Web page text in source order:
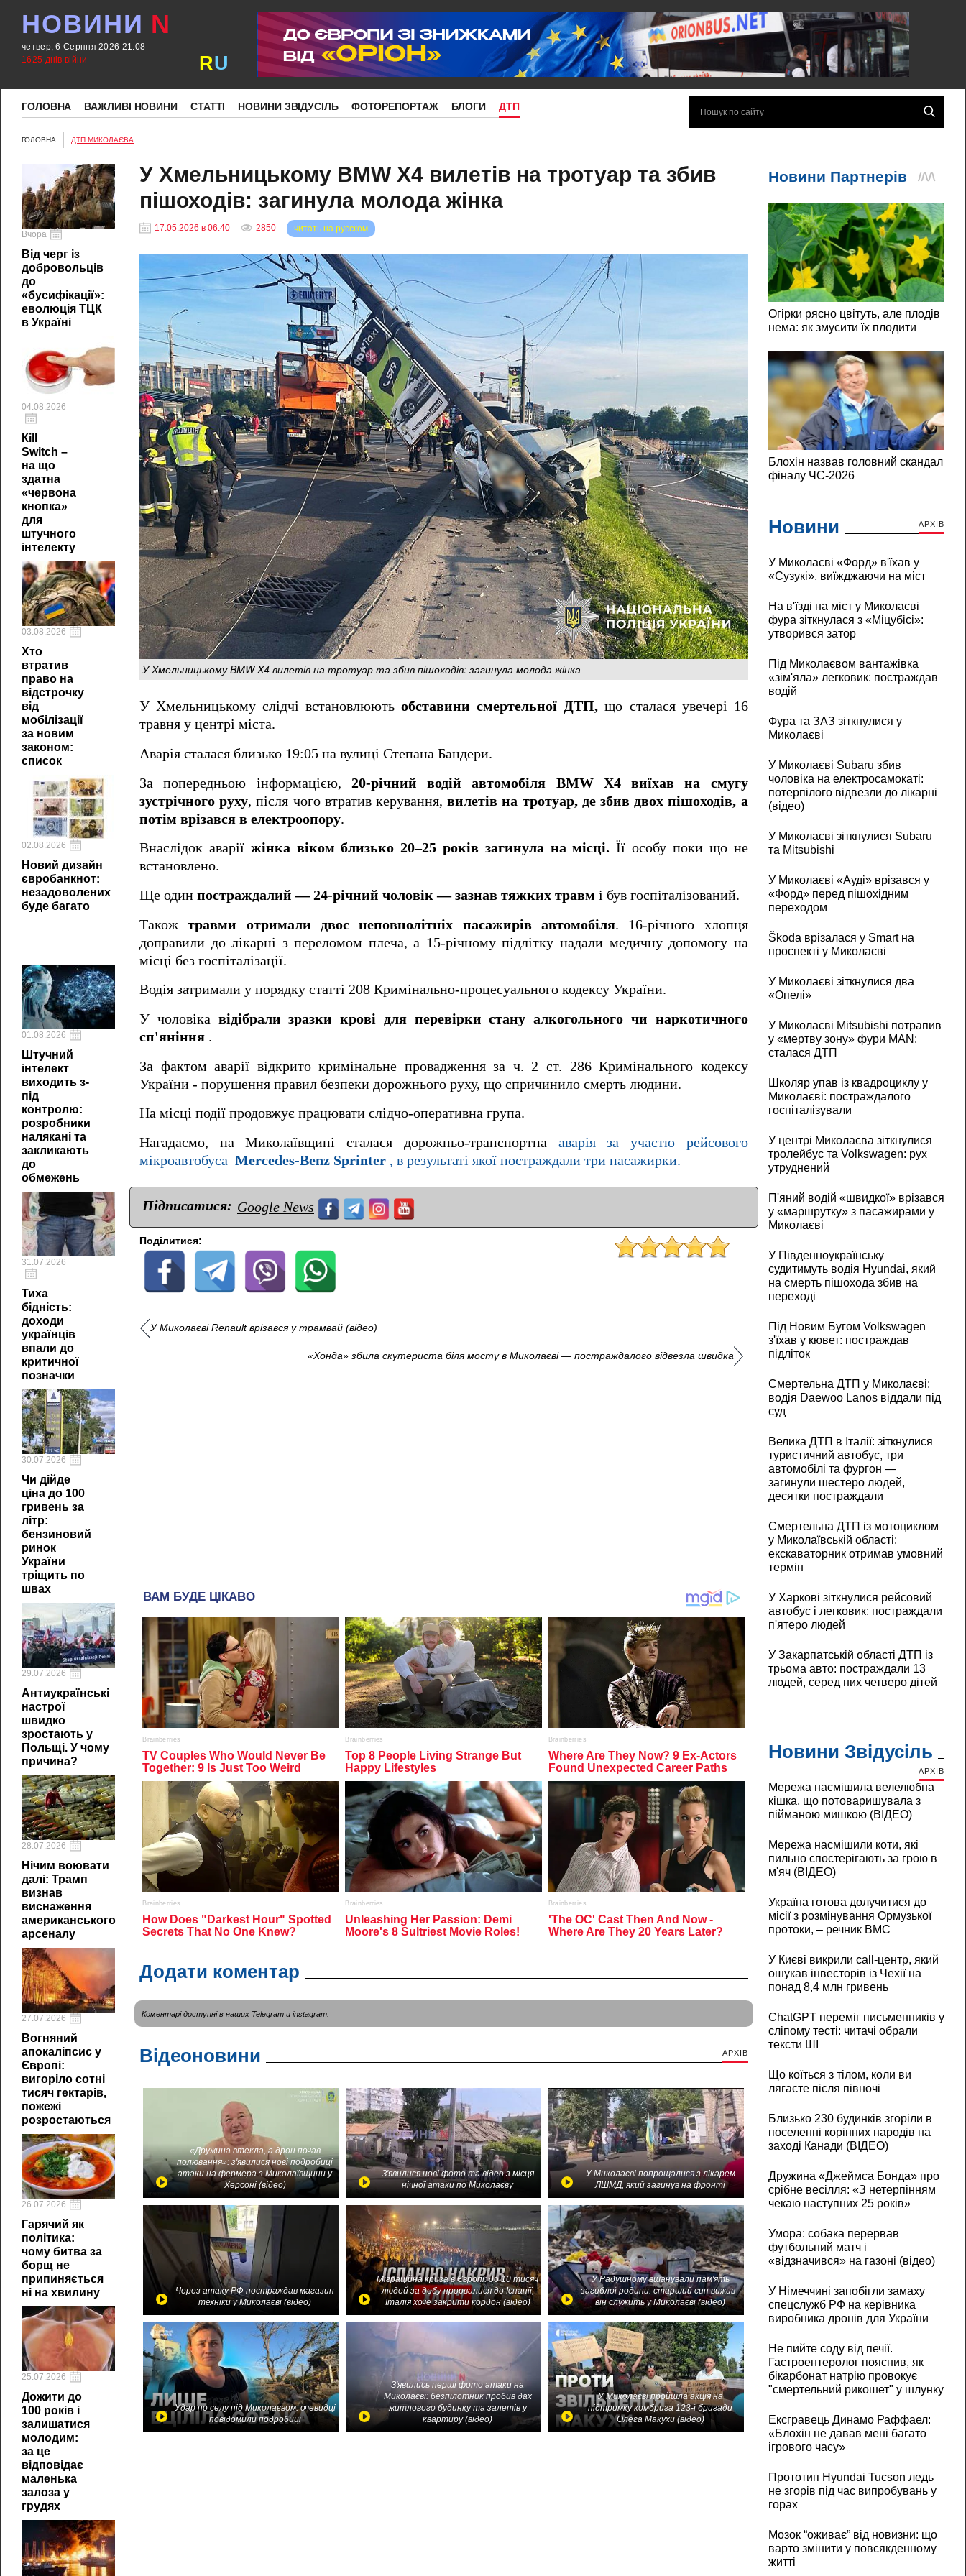
НОВИНИ N
четвер, 6 Серпня 2026 21:08
1625 днів війни
RU
ГОЛОВНА ВАЖЛИВІ НОВИНИ СТАТТІ НОВИНИ ЗВІДУСІЛЬ ФОТОРЕПОРТАЖ БЛОГИ ДТП
ГОЛОВНА ДТП МИКОЛАЄВА
Вчора
Від черг із
добровольців
до
«бусифікації»:
еволюція ТЦК
в Україні
04.08.2026
Кill
Switch –
на що
здатна
«червона
кнопка»
для
штучного
інтелекту
03.08.2026
Хто
втратив
право на
відстрочку
від
мобілізації
за новим
законом:
список
02.08.2026
Новий дизайн
євробанкнот:
незадоволених
буде багато
01.08.2026
Штучний
інтелект
виходить з-
під
контролю:
розробники
налякані та
закликають
до
обмежень
31.07.2026
Тиха
бідність:
доходи
українців
впали до
критичної
позначки
30.07.2026
Чи дійде
ціна до 100
гривень за
літр:
бензиновий
ринок
України
тріщить по
швах
29.07.2026
Антиукраїнські
настрої
швидко
зростають у
Польщі. У чому
причина?
28.07.2026
Нічим воювати
далі: Трамп
визнав
виснаження
американського
арсеналу
27.07.2026
Вогняний
апокаліпсис у
Європі:
вигоріло сотні
тисяч гектарів,
пожежі
розростаються
26.07.2026
Гарячий як
політика:
чому битва за
борщ не
припиняється
ні на хвилину
25.07.2026
Дожити до
100 років і
залишатися
молодим:
за це
відповідає
маленька
залоза у
грудях
У Хмельницькому BMW X4 вилетів на тротуар та збив
пішоходів: загинула молода жінка
17.05.2026 в 06:40 2850 читать на русском
У Хмельницькому BMW X4 вилетів на тротуар та збив пішоходів: загинула молода жінка
У Хмельницькому слідчі встановлюютьобставини смертельної ДТП, що сталася увечері 16
травня у центрі міста.
Аварія сталася близько 19:05 на вулиці Степана Бандери.
За попередньою інформацією, 20-річний водій автомобіля BMW X4 виїхав на смугу
зустрічного руху, після чого втратив керування,вилетів на тротуар, де збив двох пішоходів, а
потім врізався в електроопору.
Внаслідок аварії жінка віком близько 20–25 років загинула на місці. Її особу поки що не
встановлено.
Ще один постраждалий — 24-річний чоловік — зазнав тяжких травм і був госпіталізований.
Такожтравми отримали двоє неповнолітніх пасажирів автомобіля. 16-річного хлопця
доправили до лікарні з переломом плеча, а 15-річному підлітку надали медичну допомогу на
місці без госпіталізації.
Водія затримали у порядку статті 208 Кримінально-процесуального кодексу України.
У чоловіка відібрали зразки крові для перевірки стану алкогольного чи наркотичного
сп'яніння .
За фактом аварії відкрито кримінальне провадження за ч. 2 ст. 286 Кримінального кодексу
України - порушення правил безпеки дорожнього руху, що спричинило смерть людини.
На місці події продовжує працювати слідчо-оперативна група.
Нагадаємо, на Миколаївщині сталася дорожньо-транспортна аварія за участю рейсового
мікроавтобуса Mercedes-Benz Sprinter , в результаті якої постраждали три пасажирки.
Підписатися: Google News
Поділитися:
У Миколаєві Renault врізався у трамвай (відео)
«Хонда» збила скутериста біля мосту в Миколаєві — постраждалого відвезла швидка
Додати коментар
Коментарі доступні в наших Telegram и instagram
Відеоновини АРХІВ
«Дружина втекла, а дрон почав
полювання»: з'явилися нові подробиці
атаки на фермера з Миколаївщини у
Херсоні (відео)
З'явилися нові фото та відео з місця
нічної атаки по Миколаєву
У Миколаєві попрощалися з лікарем
ЛШМД, який загинув на фронті
Через атаку РФ постраждав магазин
техніки у Миколаєві (відео)
Міграційна криза в Європі: до 10 тисяч
людей за добу прорвалися до Іспанії,
Італія хоче закрити кордон (відео)
У Радушному вшанували пам'ять
загиблої родини: старший син вижив -
він служить у Миколаєві (відео)
Удар по селу під Миколаєвом: очевидці
повідомили подробиці
З'явились перші фото атаки на
Миколаєві: безпілотник пробив дах
житлового будинку та залетів у
квартиру (відео)
У Миколаєві пройшла акція на
підтримку комбрига 123-ї бригади
Олега Макухи (відео)
Новини АРХІВ
У Миколаєві «Форд» в'їхав у
«Сузукі», виїжджаючи на міст
На в'їзді на міст у Миколаєві
фура зіткнулася з «Міцубісі»:
утворився затор
Під Миколаєвом вантажівка
«зім'яла» легковик: постраждав
водій
Фура та ЗАЗ зіткнулися у
Миколаєві
У Миколаєві Subaru збив
чоловіка на електросамокаті:
потерпілого відвезли до лікарні
(відео)
У Миколаєві зіткнулися Subaru
та Mitsubishi
У Миколаєві «Ауді» врізався у
«Форд» перед пішохідним
переходом
Škoda врізалася у Smart на
проспекті у Миколаєві
У Миколаєві зіткнулися два
«Опелі»
У Миколаєві Mitsubishi потрапив
у «мертву зону» фури MAN:
сталася ДТП
Школяр упав із квадроциклу у
Миколаєві: постраждалого
госпіталізували
У центрі Миколаєва зіткнулися
тролейбус та Volkswagen: рух
утруднений
П'яний водій «швидкої» врізався
у «маршрутку» з пасажирами у
Миколаєві
У Південноукраїнську
судитимуть водія Hyundai, який
на смерть пішохода збив на
переході
Під Новим Бугом Volkswagen
з'їхав у кювет: постраждав
підліток
Смертельна ДТП у Миколаєві:
водія Daewoo Lanos віддали під
суд
Велика ДТП в Італії: зіткнулися
туристичний автобус, три
автомобілі та фургон —
загинули шестеро людей,
десятки постраждали
Смертельна ДТП із мотоциклом
у Миколаївській області:
екскаваторник отримав умовний
термін
У Харкові зіткнулися рейсовий
автобус і легковик: постраждали
п'ятеро людей
У Закарпатській області ДТП із
трьома авто: постраждали 13
людей, серед них четверо дітей
Новини Звідусіль
АРХІВ
Мережа насмішила велелюбна
кішка, що потоваришувала з
пійманою мишкою (ВІДЕО)
Мережа насмішили коти, які
пильно спостерігають за грою в
м'яч (ВІДЕО)
Україна готова долучитися до
місії з розмінування Ормузької
протоки, – речник ВМС
У Києві викрили call-центр, який
ошукав інвесторів із Чехії на
понад 8,4 млн гривень
ChatGPT переміг письменників у
сліпому тесті: читачі обрали
тексти ШІ
Що коїться з тілом, коли ви
лягаєте після півночі
Близько 230 будинків згоріли в
поселенні корінних народів на
заході Канади (ВІДЕО)
Дружина «Джеймса Бонда» про
срібне весілля: «З нетерпінням
чекаю наступних 25 років»
Умора: собака перервав
футбольний матч і
«відзначився» на газоні (відео)
У Німеччині запобігли замаху
спецслужб РФ на керівника
виробника дронів для України
Не пийте соду від печії.
Гастроентеролог пояснив, як
бікарбонат натрію провокує
"смертельний рикошет" у шлунку
Ексгравець Динамо Раффаел:
«Блохін не давав мені багато
ігрового часу»
Прототип Hyundai Tucson ледь
не згорів під час випробувань у
горах
Мозок “оживає” від новизни: що
варто змінити у повсякденному
житті